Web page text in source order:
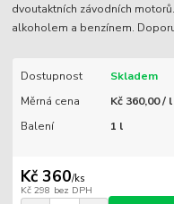
dvoutaktních závodních
alkoholem a benzínem.
Dostupnost
Skladem
Měrná cena
Kč 360,00 / l
Balení
1 l
Kč 360/ks
Kč 298 bez DPH